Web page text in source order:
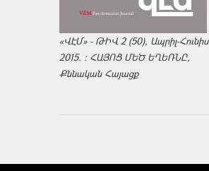
«ՎԷՄ» - ԹԻՎ 2 (50), Ապրիլ-Հունիս
2015. : ՀԱՅՈՑ ՄԵԾ ԵՂԵՌՆԸ,
Քննական Հայացք